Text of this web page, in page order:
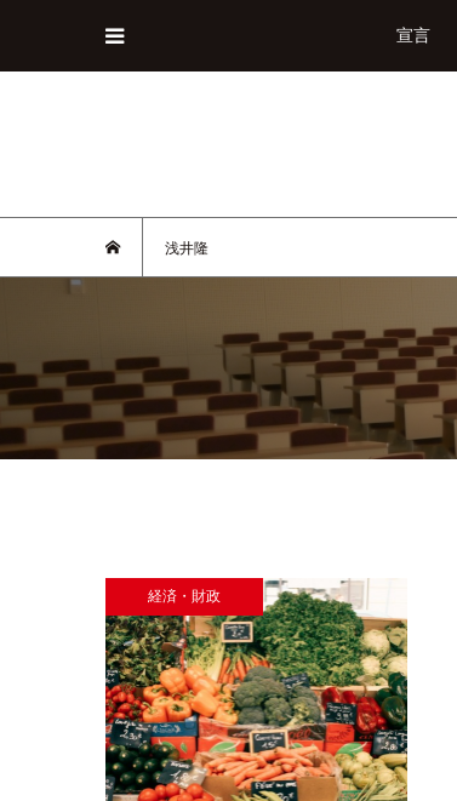
宣言
浅井隆
経済・財政